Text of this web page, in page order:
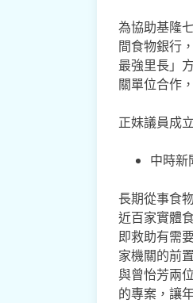
為協助基隆
間食物銀行
最強里長」
關單位合作
正妹議員成
中時新
長期從事食
近百家實體
即救助有需
家機關的前
與曾怡芳兩
的專案，讓